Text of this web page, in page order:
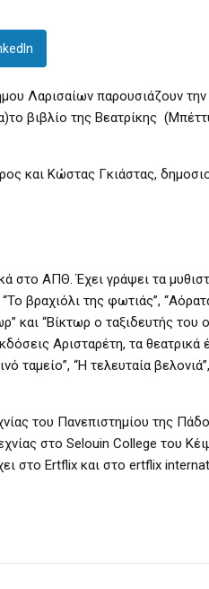
Λαρισαίων παρουσιάζουν
βιβλίο της Βεατρίκης
και Κώστας Γκιάστας,
ΑΠΘ. Έχει γράψει τα
βραχιόλι της φωτιάς”,
και “Βίκτωρ ο ταξιδευτής του
Αρισταρέτη, τα θεατρικά
ταμείο”, “Η τελευταία
του Πανεπιστημίου της
στο Selouin College του
στο Ertflix και στο ertflix